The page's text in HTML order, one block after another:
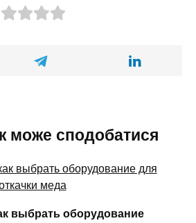
може сподобатися
выбрать оборудование